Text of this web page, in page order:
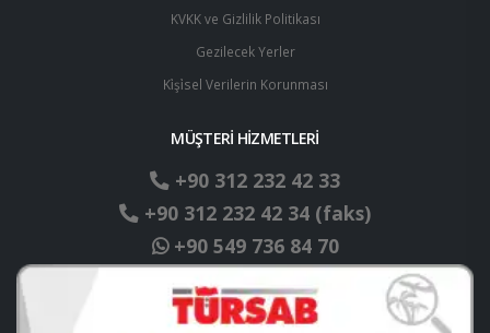
KVKK ve Gizlilik Politikası
Gezilecek Yerler
Ki̇şi̇sel Verilerin Korunması
MÜŞTERİ HİZMETLERİ
+90 312 232 42 33
+90 312 232 42 34 (faks)
+90 549 736 84 70